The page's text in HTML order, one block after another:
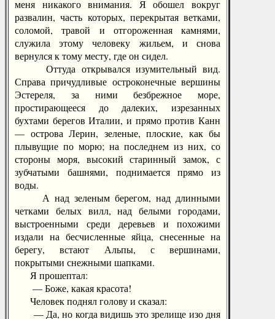
меня никакого внимания. Я обошел вокруг
развалин, часть которых, перекрытая ветками,
соломой, травой и отгороженная камнями,
служила этому человеку жильем, и снова
вернулся к тому месту, где он сидел.
Оттуда открывался изумительный вид.
Справа причудливые остроконечные вершины
Эстереля, за ними безбрежное море,
простирающееся до далеких, изрезанных
бухтами берегов Италии, и прямо против Канн
— острова Лерин, зеленые, плоские, как бы
плывущие по морю; на последнем из них, со
стороны моря, высокий старинный замок, с
зубчатыми башнями, поднимается прямо из
воды.
А над зеленым берегом, над длинными
четками белых вилл, над белыми городами,
выстроенными среди деревьев и похожими
издали на бесчисленные яйца, снесенные на
берегу, встают Альпы, с вершинами,
покрытыми снежными шапками.
Я прошептал:
— Боже, какая красота!
Человек поднял голову и сказал:
— Да, но когда видишь это зрелище изо дня